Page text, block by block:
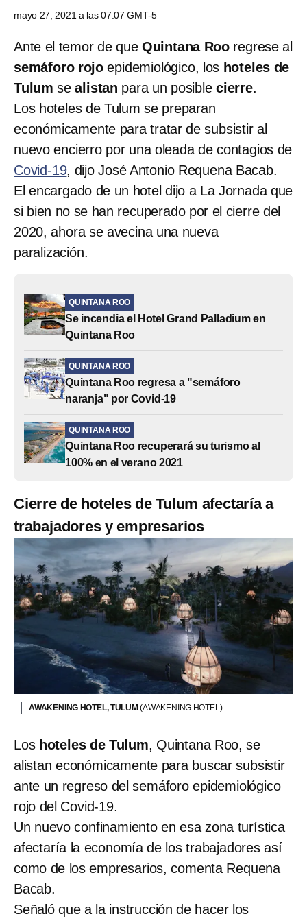
mayo 27, 2021 a las 07:07 GMT-5
Ante el temor de que Quintana Roo regrese al
semáforo rojo epidemiológico, los hoteles de
Tulum sealistan para un posiblecierre.
Los hoteles de Tulum se preparan
económicamente para tratar de subsistir al
nuevo encierro por una oleada de contagios de
Covid-19, dijo José Antonio Requena Bacab.
El encargado de un hotel dijo a La Jornada que
si bien no se han recuperado por el cierre del
2020, ahora se avecina una nueva
paralización.
QUINTANA ROO
Se incendia el Hotel Grand Palladium en
Quintana Roo
QUINTANA ROO
Quintana Roo regresa a "semáforo
naranja" por Covid-19
QUINTANA ROO
Quintana Roo recuperará su turismo al
100% en el verano 2021
Cierre de hoteles de Tulum afectaría a
trabajadores y empresarios
AWAKENING HOTEL, TULUM(AWAKENING HOTEL)
Los hoteles de Tulum, Quintana Roo, se
alistan económicamente para buscar subsistir
ante un regreso del semáforo epidemiológico
rojo del Covid-19.
Un nuevo confinamiento en esa zona turística
afectaría la economía de los trabajadores así
como de los empresarios, comenta Requena
Bacab.
Señaló que a la instrucción de hacer los